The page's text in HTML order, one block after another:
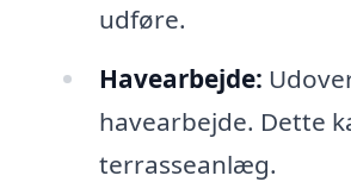
udføre.
Havearbejde:
havearbejde. Dette
terrasseanlæg.